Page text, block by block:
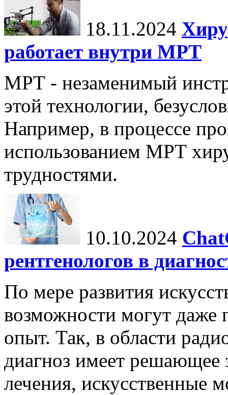
18.11.2024
работает внутри МРТ
МРТ - незаменимый
этой технологии,
Например, в процессе
использованием МРТ
трудностями.
10.10.2024
рентгенологов в
По мере развития
возможности могут даже
опыт. Так, в области
диагноз имеет решающее
лечения, искусственные